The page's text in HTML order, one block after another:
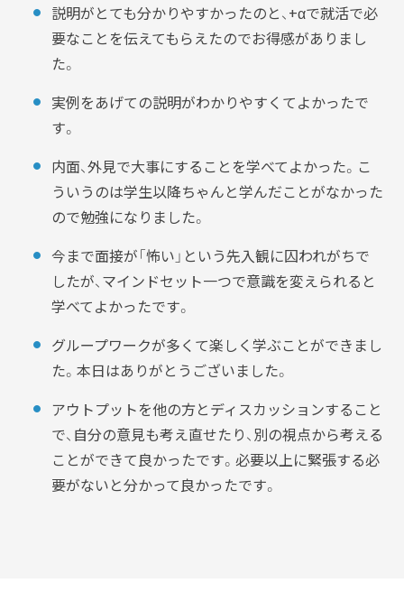
説明がとても分かりやすかったのと、+αで就活で必
要なことを伝えてもらえたのでお得感がありまし
た。
実例をあげての説明がわかりやすくてよかったで
す。
内面、外見で大事にすることを学べてよかった。こ
ういうのは学生以降ちゃんと学んだことがなかった
ので勉強になりました。
今まで面接が「怖い」という先入観に囚われがちで
したが、マインドセット一つで意識を変えられると
学べてよかったです。
グループワークが多くて楽しく学ぶことができまし
た。本日はありがとうございました。
アウトプットを他の方とディスカッションすること
で、自分の意見も考え直せたり、別の視点から考える
ことができて良かったです。必要以上に緊張する必
要がないと分かって良かったです。